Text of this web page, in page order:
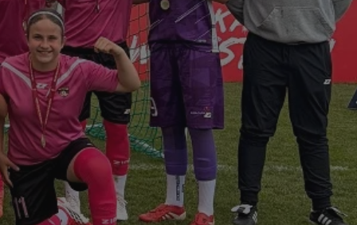
o zgodzie
dotyczących
Rejestruje
i ustawień
w kolejnych
musi ponownie
wygodę i
powiązany z
Microsoft Clarity
do
o sesji
w celu śledzenia
multimedialnych